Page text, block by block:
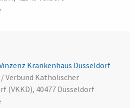
Krankenhaus Düsseldorf
Verbund Katholischer
(VKKD), 40477 Düsseldorf